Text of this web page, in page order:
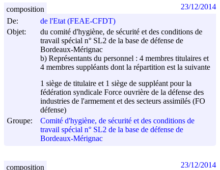
De:
de l'Etat (FEAE-CFDT)
Objet:
du comité d'hygiène, de sécurité et des conditions de
travail spécial n° SL2 de la base de défense de
Bordeaux-Mérignac
b) Représentants du personnel : 4 membres titulaires et
4 membres suppléants dont la répartition est la suivante
1 siège de titulaire et 1 siège de suppléant pour la
fédération syndicale Force ouvrière de la défense des
industries de l'armement et des secteurs assimilés (FO
défense)
Groupe:
Comité d'hygiène, de sécurité et des conditions de
travail spécial n° SL2 de la base de défense de
Bordeaux-Mérignac
composition 23/12/2014
composition 23/12/2014